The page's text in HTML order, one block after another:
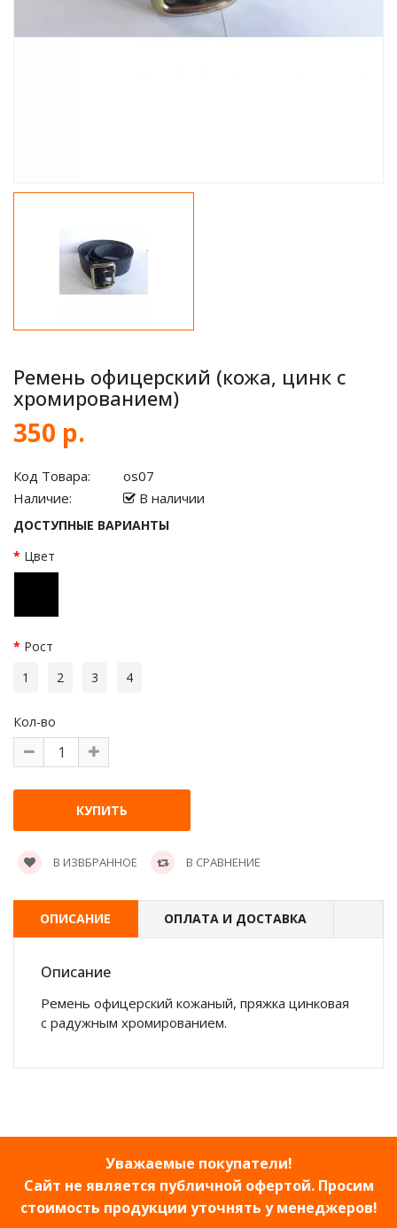
Ремень офицерский (кожа, цинк с
хромированием)
350 р.
Код Товара:
os07
Наличие:
В наличии
ДОСТУПНЫЕ ВАРИАНТЫ
Цвет
Рост
1
2 3 4
Кол-во
В ИЗВБРАННОЕ В СРАВНЕНИЕ
ОПИСАНИЕ ОПЛАТА И ДОСТАВКА
Описание
Ремень офицерский кожаный, пряжка цинковая
с радужным хромированием.
Уважаемые покупатели!
Сайт не является публичной офертой. Просим
стоимость продукции уточнять у менеджеров!